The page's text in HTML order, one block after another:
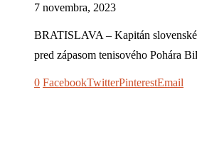
7 novembra, 2023
BRATISLAVA – Kapitán
pred zápasom tenisového Pohára
0 FacebookTwitterPinterestEmail